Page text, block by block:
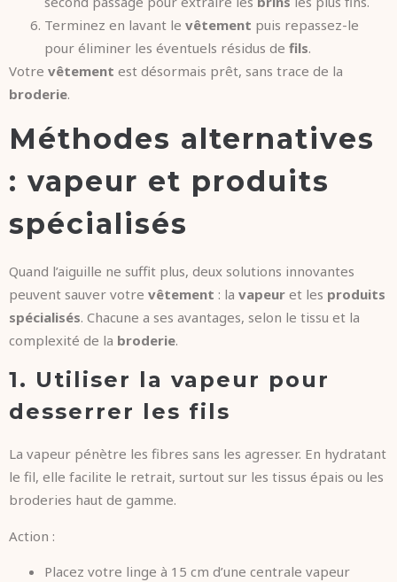
Terminez en lavant le vêtement puis repassez-le
pour éliminer les éventuels résidus de fils.
Votre vêtement est désormais prêt, sans trace de la
broderie.
Méthodes alternatives
: vapeur et produits
spécialisés
Quand l’aiguille ne suffit plus, deux solutions innovantes
peuvent sauver votre vêtement : la vapeur et les produits
spécialisés. Chacune a ses avantages, selon le tissu et la
complexité de la broderie.
1. Utiliser la vapeur pour
desserrer les fils
La vapeur pénètre les fibres sans les agresser. En hydratant
le fil, elle facilite le retrait, surtout sur les tissus épais ou les
broderies haut de gamme.
Action :
Placez votre linge à 15 cm d’une centrale vapeur